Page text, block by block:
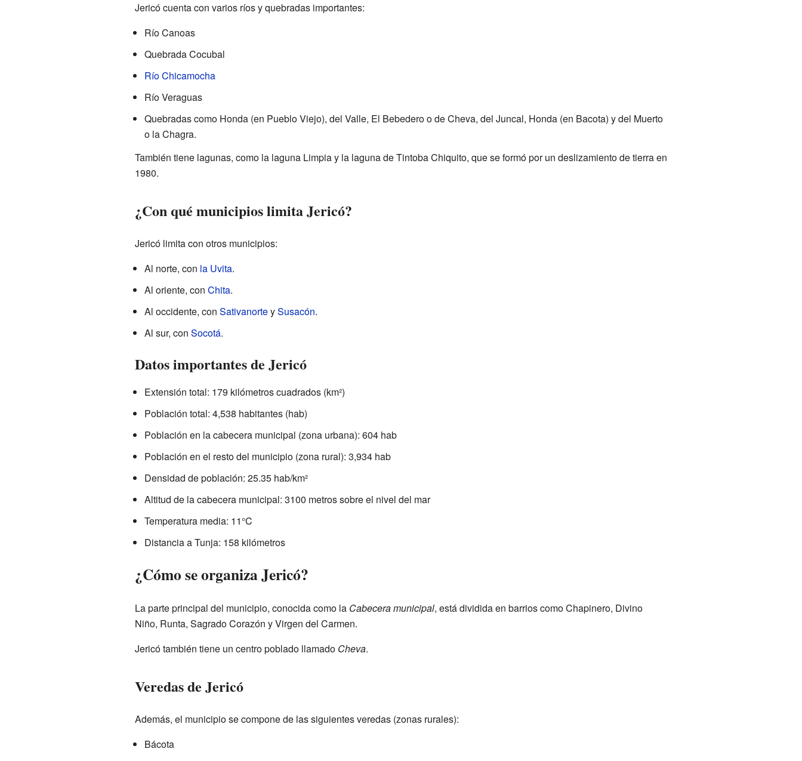
Jericó cuenta con varios ríos y quebradas importantes:
Río Canoas
Quebrada Cocubal
Río Chicamocha
Río Veraguas
Quebradas como Honda (en Pueblo Viejo), del Valle, El Bebedero o de Cheva, del Juncal, Honda (en Bacota) y del Muerto
o la Chagra.
También tiene lagunas, como la laguna Limpia y la laguna de Tintoba Chiquito, que se formó por un deslizamiento de tierra en
1980.
¿Con qué municipios limita Jericó?
Jericó limita con otros municipios:
Al norte, con la Uvita.
Al oriente, con Chita.
Al occidente, con SativanorteySusacón.
Al sur, con Socotá.
Datos importantes de Jericó
Extensión total: 179 kilómetros cuadrados (km²)
Población total: 4,538 habitantes (hab)
Población en la cabecera municipal (zona urbana): 604 hab
Población en el resto del municipio (zona rural): 3,934 hab
Densidad de población: 25.35 hab/km²
Altitud de la cabecera municipal: 3100 metros sobre el nivel del mar
Temperatura media: 11°C
Distancia a Tunja: 158 kilómetros
¿Cómo se organiza Jericó?
La parte principal del municipio, conocida como la Cabecera municipal, está dividida en barrios como Chapinero, Divino
Niño, Runta, Sagrado Corazón y Virgen del Carmen.
Jericó también tiene un centro poblado llamado Cheva.
Veredas de Jericó
Además, el municipio se compone de las siguientes veredas (zonas rurales):
Bácota